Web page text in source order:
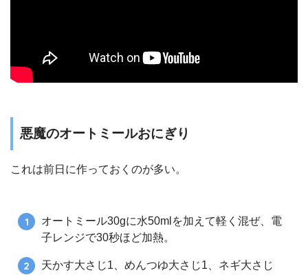
悪魔のオートミールおにぎり
これは前日に作っておくのが多い。
オートミール30gに水50mlを加えて軽く混ぜ、電
子レンジで30秒ほど加熱。
天かす大さじ1、めんつゆ大さじ1、ネギ大さじ